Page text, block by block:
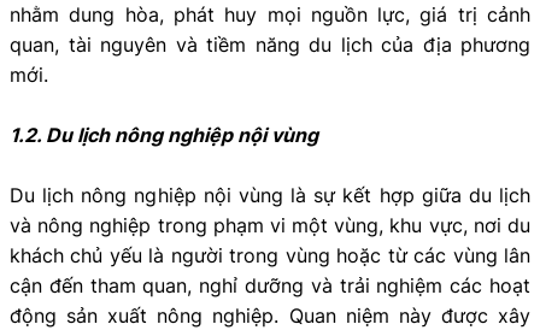
nhằm dung hòa, phát huy mọi nguồn lực, giá trị cảnh
quan, tài nguyên và tiềm năng du lịch của địa phương
mới.
1.2. Du lịch nông nghiệp nội vùng
Du lịch nông nghiệp nội vùng là sự kết hợp giữa du lịch
và nông nghiệp trong phạm vi một vùng, khu vực, nơi du
khách chủ yếu là người trong vùng hoặc từ các vùng lân
cận đến tham quan, nghỉ dưỡng và trải nghiệm các hoạt
động sản xuất nông nghiệp. Quan niệm này được xây